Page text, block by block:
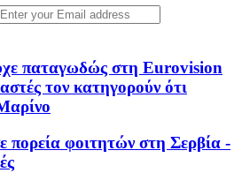
παταγωδώς στη Eurovision
τον κατηγορούν ότι
πορεία φοιτητών στη Σερβία -